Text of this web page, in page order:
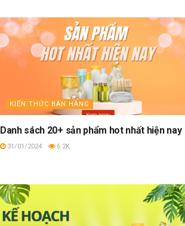
KIẾN THỨC BÁN HÀNG
Danh sách 20+ sản phẩm hot nhất hiện nay
31/01/2024 6.2K